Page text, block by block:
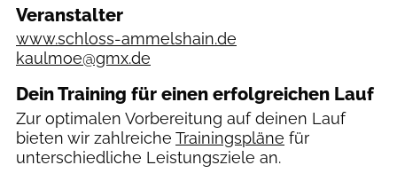
Veranstalter
www.schloss-ammelshain.de
kaulmoe@gmx.de
Dein Training für einen erfolgreichen Lauf
Zur optimalen Vorbereitung auf deinen Lauf
bieten wir zahlreiche Trainingspläne für
unterschiedliche Leistungsziele an.